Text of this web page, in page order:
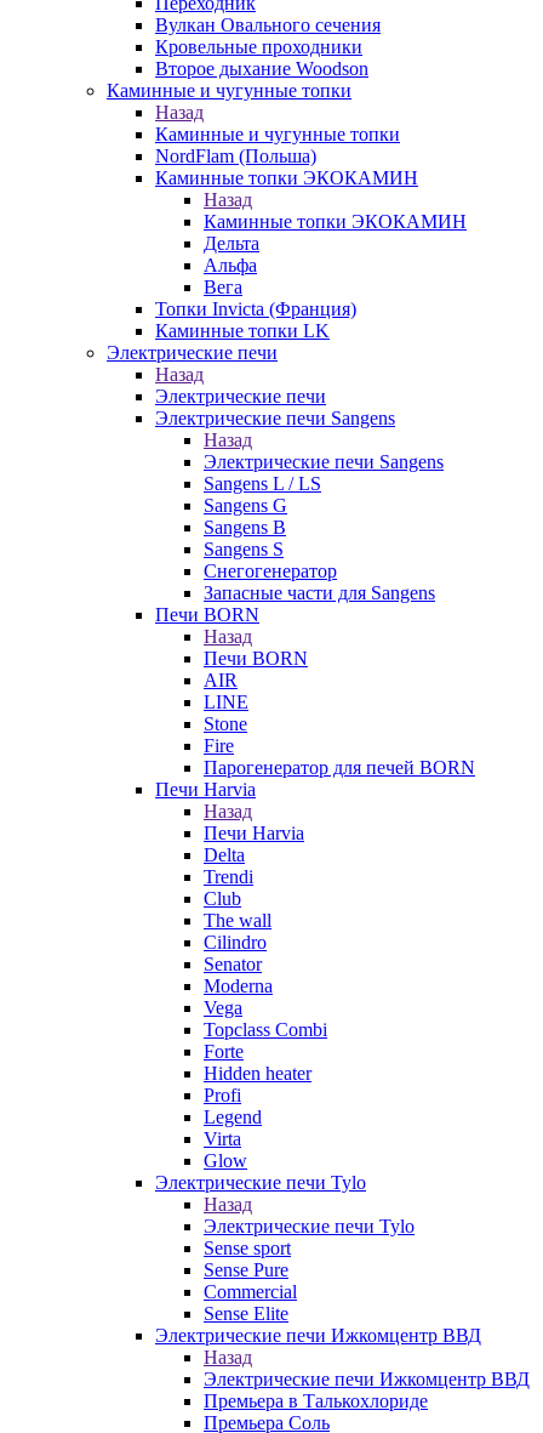
Вулкан Овального сечения
Кровельные проходники
Второе дыхание Woodson
Каминные и чугунные топки
Назад
Каминные и чугунные топки
NordFlam (Польша)
Каминные топки ЭКОКАМИН
Назад
Каминные топки ЭКОКАМИН
Дельта
Альфа
Вега
Топки Invicta (Франция)
Каминные топки LK
Электрические печи
Назад
Электрические печи
Электрические печи Sangens
Назад
Электрические печи Sangens
Sangens L / LS
Sangens G
Sangens B
Sangens S
Снегогенератор
Запасные части для Sangens
Печи BORN
Назад
Печи BORN
AIR
LINE
Stone
Fire
Парогенератор для печей BORN
Печи Harvia
Назад
Печи Harvia
Delta
Trendi
Club
The wall
Cilindro
Senator
Moderna
Vega
Topclass Combi
Forte
Hidden heater
Profi
Legend
Virta
Glow
Электрические печи Tylo
Назад
Электрические печи Tylo
Sense sport
Sense Pure
Commercial
Sense Elite
Электрические печи Ижкомцентр ВВД
Назад
Электрические печи Ижкомцентр ВВД
Премьера в Талькохлориде
Премьера Cоль